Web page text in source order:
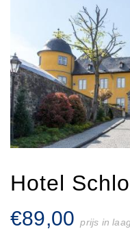
Hotel
€89,00 prijs in